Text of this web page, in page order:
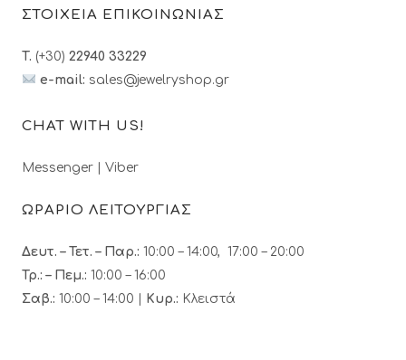
ΣΤΟΙΧΕΙΑ ΕΠΙΚΟΙΝΩΝΙΑΣ
T. (+30) 22940 33229
e-mail: sales@jewelryshop.gr
CHAT WITH US!
Messenger Viber
ΩΡΑΡΙΟ ΛΕΙΤΟΥΡΓΙΑΣ
Δευτ. – Τετ. – Παρ.: 10:00 – 14:00, 17:00 – 20:00
Τρ.: – Πεμ.: 10:00 – 16:00
Σαβ.: 10:00 – 14:00 | Κυρ.: Κλειστά